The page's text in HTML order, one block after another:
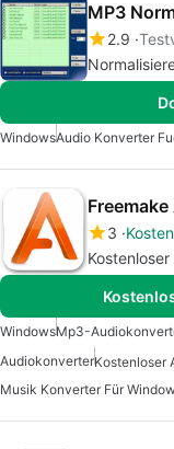
MP3
2.9
WindowsAudio Konverter
3
WindowsMp3-
AudiokonverterKostenloser
Musik Konverter Für